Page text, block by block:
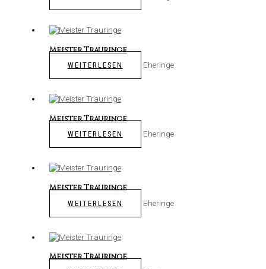
Meister Trauringe
WEITERLESEN Eheringe
Meister Trauringe
WEITERLESEN Eheringe
Meister Trauringe
WEITERLESEN Eheringe
Meister Trauringe